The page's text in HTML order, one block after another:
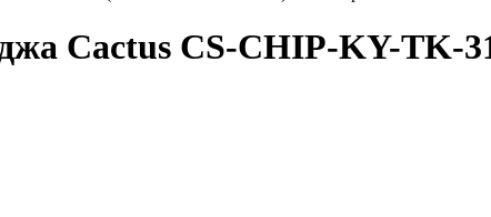
Cactus CS-CHIP-KY-TK-